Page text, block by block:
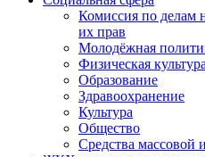
Комиссия по делам
их прав
Молодёжная
Физическая
Образование
Здравоохранение
Культура
Общество
Средства массовой